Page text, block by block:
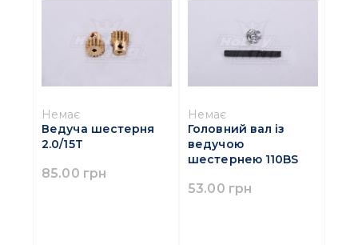
Немає
Ведуча шестерня
2.0/15T
85.00 грн
Немає
Головний вал із
ведучою
шестернею 110BS
53.00 грн